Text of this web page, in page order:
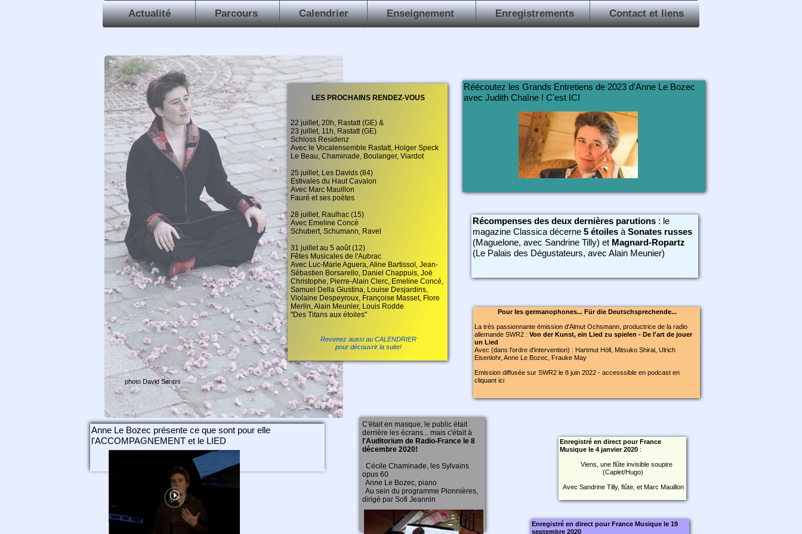
Réécoutez les Grands Entretiens de 2023 d'Anne Le Bozec
avec Judith Chaîne ! C'est ICI
Récompenses des deux dernières parutions : le
magazine Classica décerne 5 étoiles à Sonates russes
(Maguelone, avec Sandrine Tilly) et Magnard-Ropartz
(Le Palais des Dégustateurs, avec Alain Meunier)
Pour les germanophones... Für die Deutschsprechende...
La très passionnante émission d'Almut Ochsmann, productrice de la radio
allemande SWR2 : Von der Kunst, ein Lied zu spielen - De l'art de jouer
un Lied
Avec (dans l'ordre d'intervention) : Hartmut Höll, Mitsuko Shirai, Ulrich
Eisenlohr, Anne Le Bozec, Frauke May
Emission diffusée sur SWR2 le 8 juin 2022 - accesssible en podcast en
cliquant ici
C'était en masque, le public était
derrière les écrans... mais c'était à
l'Auditorium de Radio-France le 8
décembre 2020!
Cécile Chaminade, les Sylvains
opus 60
Anne Le Bozec, piano
Au sein du programme Pionnières,
dirigé par Sofi Jeannin
Anne Le Bozec présente ce que sont pour elle
l'ACCOMPAGNEMENT et le LIED
Enregistré en direct pour France Musique le 19
septembre 2020
Enregistré en direct pour France
Musique le 4 janvier 2020 :
Viens, une flûte invisible soupire
(Caplet/Hugo)
Avec Sandrine Tilly, flûte, et Marc Mauillon
Actualité Parcours Calendrier Enseignement Enregistrements Contact et liens
photo David Santini
LES PROCHAINS RENDEZ-VOUS
22 juillet, 20h, Rastatt (GE) &
23 juillet, 11h, Rastatt (GE)
Schloss Residenz
Avec le Vocalensemble Rastatt, Holger Speck
Le Beau, Chaminade, Boulanger, Viardot
25 juillet, Les Davids (84)
Estivales du Haut Cavalon
Avec Marc Mauillon
Fauré et ses poètes
28 juillet, Raulhac (15)
Avec Emeline Concé
Schubert, Schumann, Ravel
31 juillet au 5 août (12)
Fêtes Musicales de l'Aubrac
Avec Luc-Marie Aguera, Aline Bartissol, Jean-
Sébastien Borsarello, Daniel Chappuis, Joë
Christophe, Pierre-Alain Clerc, Emeline Concé,
Samuel Della Giustina, Louise Desjardins,
Violaine Despeyroux, Françoise Masset, Flore
Merlin, Alain Meunier, Louis Rodde
"Des Titans aux étoiles"
Revenez aussi au CALENDRIER
pour découvrir la suite!